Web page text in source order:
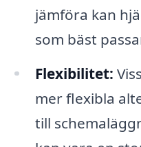
jämföra kan
som bäst
Flexibilitet:
mer flexibla
till